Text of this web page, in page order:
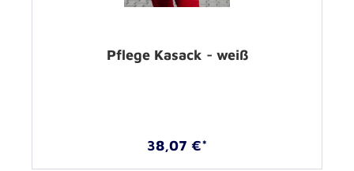
Pflege Kasack - weiß
38,07 €*